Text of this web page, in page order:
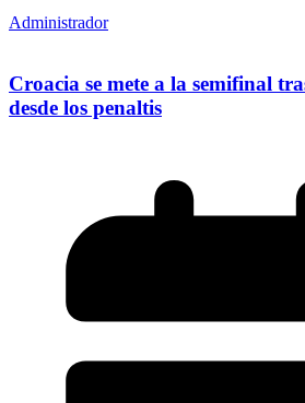
Administrador
Croacia se mete a la semifinal
desde los penaltis